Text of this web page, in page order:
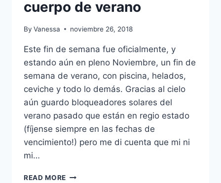
cuerpo de verano
By Vanessa noviembre 26, 2018
Este fin de semana fue oficialmente, y
estando aún en pleno Noviembre, un fin de
semana de verano, con piscina, helados,
ceviche y todo lo demás. Gracias al cielo
aún guardo bloqueadores solares del
verano pasado que están en regio estado
(fíjense siempre en las fechas de
vencimiento!) pero me di cuenta que mi ni
mi…
READ MORE CUÍDATE